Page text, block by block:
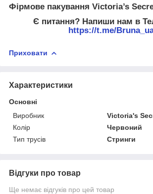
Фірмове пакування Victoria’s
Є питання? Напиши нам в
https://t.me/
Приховати
Характеристики
Основні
Виробник
Victoria's
Колір
Червоний
Тип трусів
Стринги
Відгуки про товар
Ще немає відгуків про цей товар